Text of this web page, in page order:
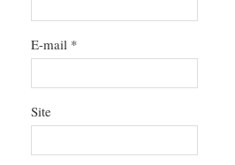
E-mail *
Site